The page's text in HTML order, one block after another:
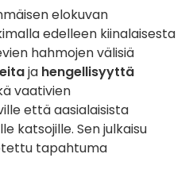
elokuvan
edelleen kiinalaisesta
hahmojen välisiä
ja hengellisyyttä
vaativien
että aasialaisista
katsojille. Sen julkaisu
tapahtuma